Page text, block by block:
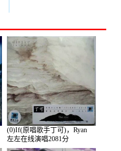
(0)If(原唱歌手丁可)，Ryan
左左在线演唱2081分